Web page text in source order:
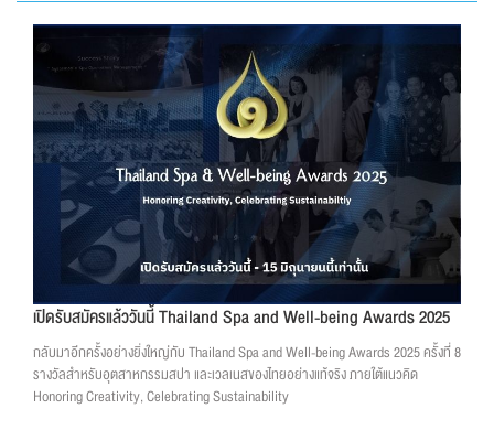
เปิดรับสมัครแล้ววันนี้ Thailand Spa and Well-being Awards 2025
กลับมาอีกครั้งอย่างยิ่งใหญ่กับ Thailand Spa and Well-being Awards 2025 ครั้งที่ 8
รางวัลสำหรับอุตสาหกรรมสปา และเวลเนสของไทยอย่างแท้จริง ภายใต้แนวคิด
Honoring Creativity, Celebrating Sustainability